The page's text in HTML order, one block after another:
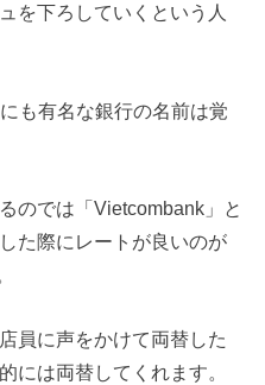
を下ろしていくという人
も有名な銀行の名前は覚
のでは「Vietcombank」と
た際にレートが良いのが
員に声をかけて両替した
には両替してくれます。